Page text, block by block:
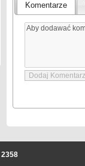
Komentarze
2358